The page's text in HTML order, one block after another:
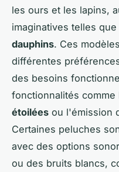
les ours et les lapins,
imaginatives telles que
dauphins. Ces
différentes
des besoins
fonctionnalités comme
étoilées ou l'émission
Certaines peluches
avec des options
ou des bruits blancs,